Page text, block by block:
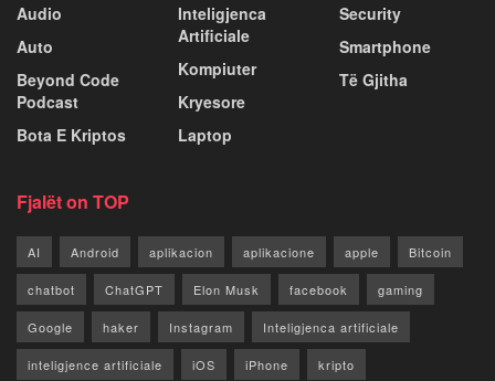
Audio
Auto
Beyond Code
Podcast
Bota E Kriptos
Inteligjenca
Artificiale
Kompiuter
Kryesore
Laptop
Security
Smartphone
Të Gjitha
Fjalët on TOP
AI Android aplikacion aplikacione apple Bitcoin
chatbot ChatGPT Elon Musk facebook gaming
Google haker Instagram Inteligjenca artificiale
inteligjence artificiale iOS iPhone kripto